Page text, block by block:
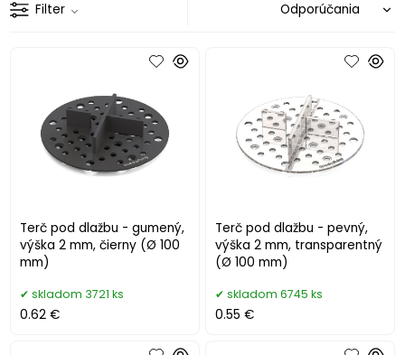
Filter
Terč pod dlažbu - gumený,
výška 2 mm, čierny (Ø 100
mm)
skladom 3721 ks
0.62 €
Terč pod dlažbu - pevný,
výška 2 mm, transparentný
(Ø 100 mm)
skladom 6745 ks
0.55 €